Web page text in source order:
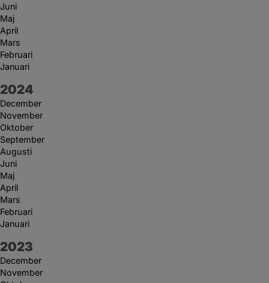
Juni
Maj
April
Mars
Februari
Januari
År:
2024
December
November
Oktober
September
Augusti
Juni
Maj
April
Mars
Februari
Januari
År:
2023
December
November